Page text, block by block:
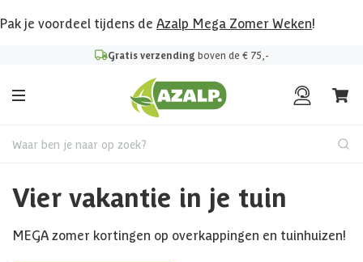
Pak je voordeel tijdens de Azalp Mega Zomer Weken!
Gratis verzending boven de € 75,-
Waar ben je naar op zoek?
Vier vakantie in je tuin
MEGA zomer kortingen op overkappingen en tuinhuizen!